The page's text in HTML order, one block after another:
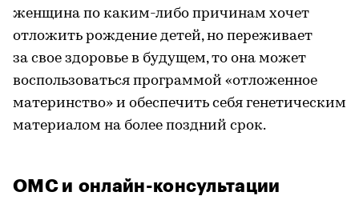
женщина по каким-либо причинам хочет
отложить рождение детей, но переживает
за свое здоровье в будущем, то она может
воспользоваться программой «отложенное
материнство» и обеспечить себя генетическим
материалом на более поздний срок.
ОМС и онлайн-консультации